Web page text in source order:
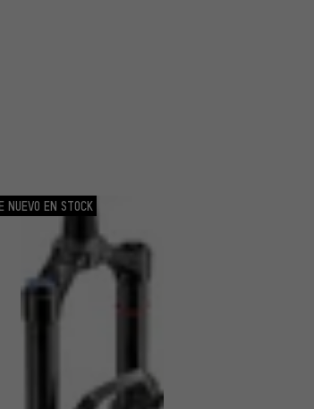
NUEVO EN STOCK